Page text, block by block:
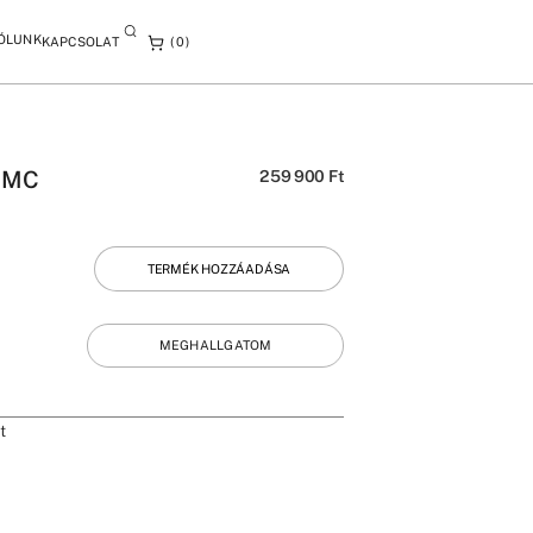
KAPCSOLAT 0
259 900 Ft
TERMÉK HOZZÁADÁSA
MEGHALLGATOM